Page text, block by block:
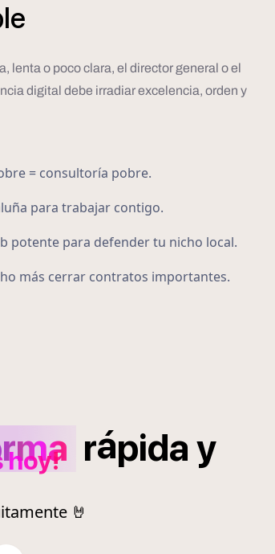
lenta o poco clara, el director general o el
digital debe irradiar excelencia, orden y
= consultoría pobre.
para trabajar contigo.
potente para defender tu nicho local.
más cerrar contratos importantes.
rápida y
hoy!
🤘